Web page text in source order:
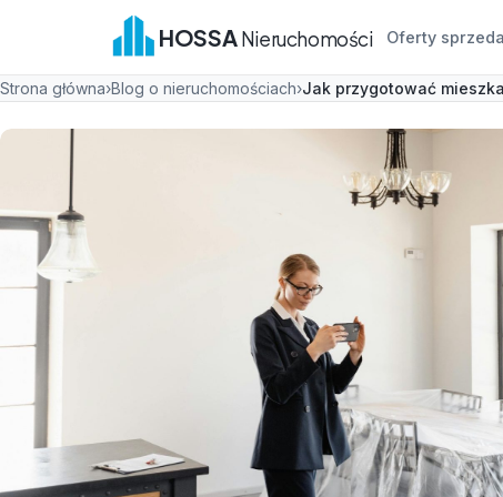
HOSSANieruchomości Oferty
Strona główna›Blog o nieruchomościach›Jak przygotować